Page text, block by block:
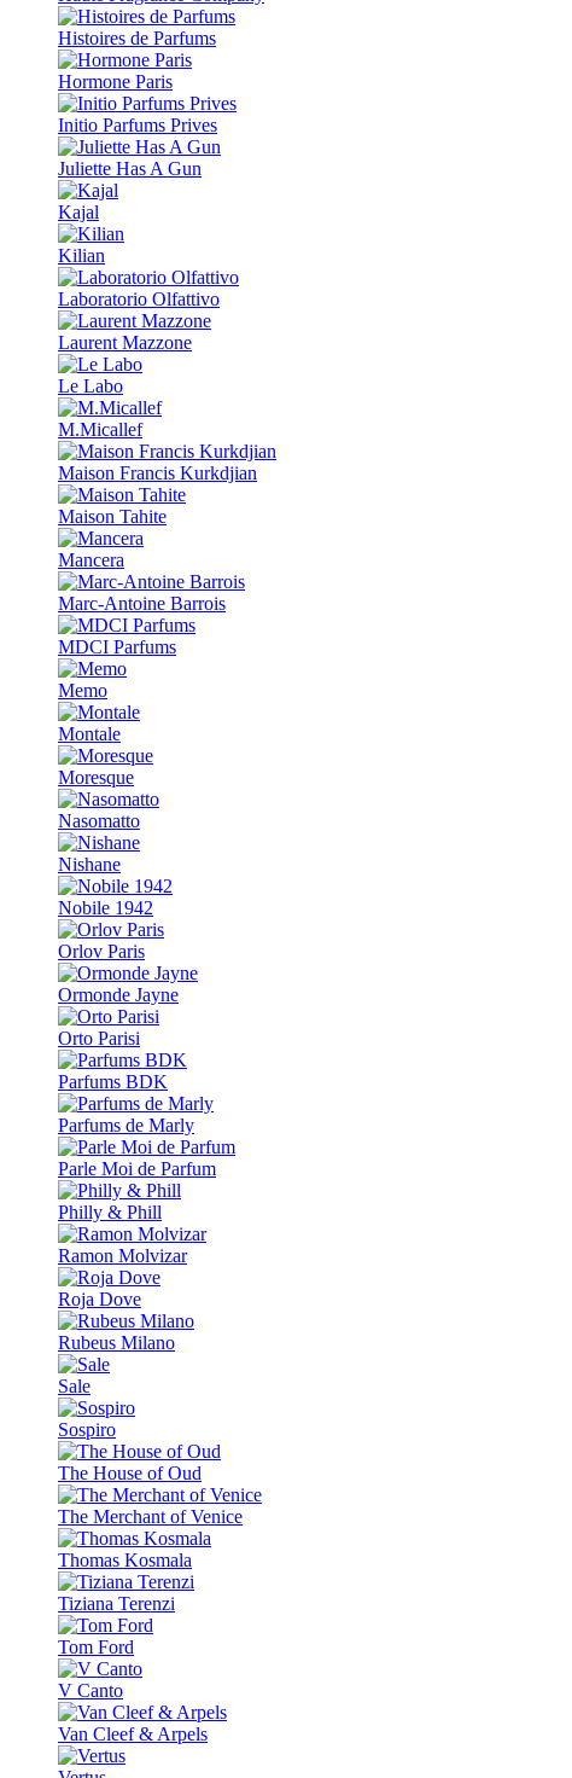
Histoires de Parfums
Hormone Paris
Initio Parfums Prives
Juliette Has A Gun
Kajal
Kilian
Laboratorio Olfattivo
Laurent Mazzone
Le Labo
M.Micallef
Maison Francis Kurkdjian
Maison Tahite
Mancera
Marc-Antoine Barrois
MDCI Parfums
Memo
Montale
Moresque
Nasomatto
Nishane
Nobile 1942
Orlov Paris
Ormonde Jayne
Orto Parisi
Parfums BDK
Parfums de Marly
Parle Moi de Parfum
Philly & Phill
Ramon Molvizar
Roja Dove
Rubeus Milano
Sale
Sospiro
The House of Oud
The Merchant of Venice
Thomas Kosmala
Tiziana Terenzi
Tom Ford
V Canto
Van Cleef & Arpels